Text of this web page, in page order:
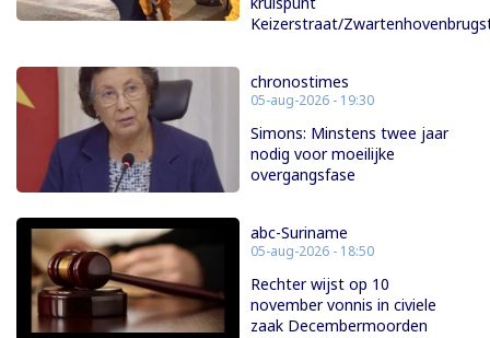
Keizerstraat/
chronostimes
05-aug-2026 - 19:30
Simons: Minstens twee jaar
nodig voor moeilijke
overgangsfase
abc-Suriname
05-aug-2026 - 18:50
Rechter wijst op 10
november vonnis in civiele
zaak Decembermoorden